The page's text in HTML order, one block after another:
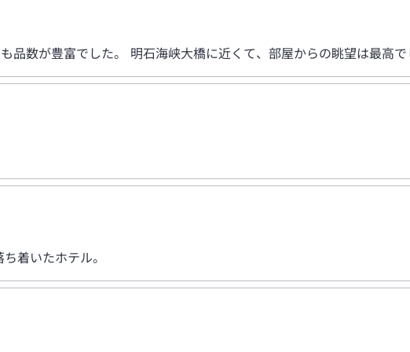
品数が豊富でした。 明石海峡大橋に近くて、部屋からの眺望は最高
着いたホテル。